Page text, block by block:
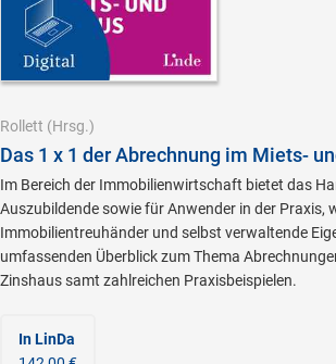
Rollett (Hrsg.)
Das 1 x 1 der Abrechnung im Miets-
Im Bereich der Immobilienwirtschaft bietet das
Auszubildende sowie für Anwender in der Praxis,
Immobilientreuhänder und selbst verwaltende
umfassenden Überblick zum Thema
Zinshaus samt zahlreichen Praxisbeispielen.
In LinDa